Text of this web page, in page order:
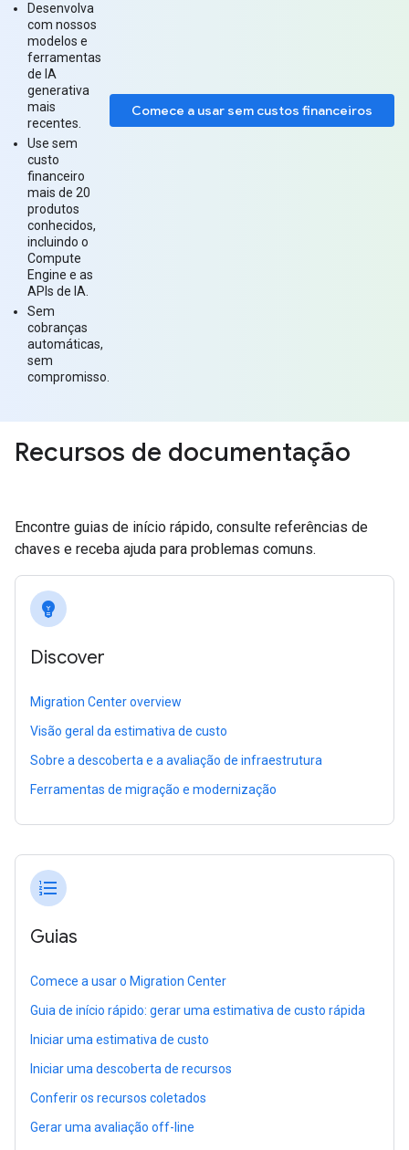
Comece a usar sem custos financeiros
Desenvolva
com nossos
modelos e
ferramentas
de IA
generativa
mais
recentes.
Use sem
custo
financeiro
mais de 20
produtos
conhecidos,
incluindo o
Compute
Engine e as
APIs de IA.
Sem
cobranças
automáticas,
sem
compromisso.
Recursos de documentação
Encontre guias de início rápido, consulte referências de
chaves e receba ajuda para problemas comuns.
emoji_objects
Discover
Migration Center overview
Visão geral da estimativa de custo
Sobre a descoberta e a avaliação de infraestrutura
Ferramentas de migração e modernização
format_list_numbered
Guias
Comece a usar o Migration Center
Guia de início rápido: gerar uma estimativa de custo rápida
Iniciar uma estimativa de custo
Iniciar uma descoberta de recursos
Conferir os recursos coletados
Gerar uma avaliação off-line